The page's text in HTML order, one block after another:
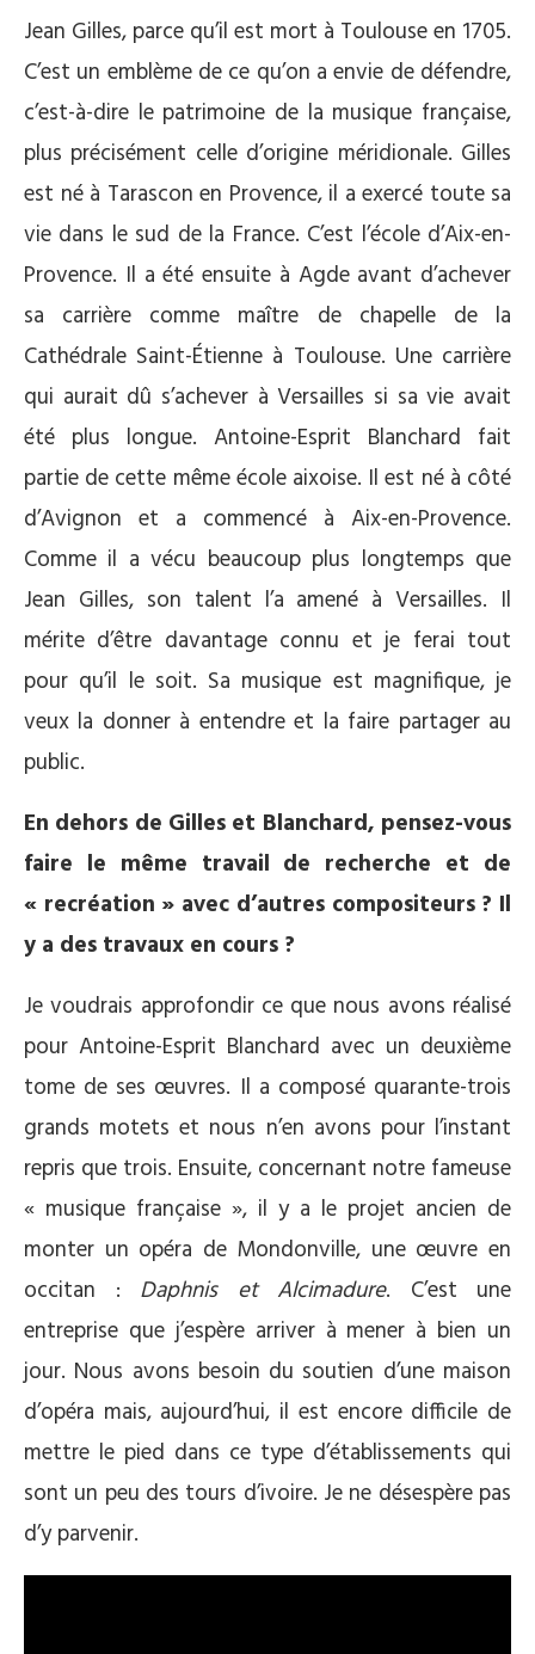
Jean Gilles, parce qu’il est mort à Toulouse en 1705.
C’est un emblème de ce qu’on a envie de défendre,
c’est-à-dire le patrimoine de la musique française,
plus précisément celle d’origine méridionale. Gilles
est né à Tarascon en Provence, il a exercé toute sa
vie dans le sud de la France. C’est l’école d’Aix-en-
Provence. Il a été ensuite à Agde avant d’achever
sa carrière comme maître de chapelle de la
Cathédrale Saint-Étienne à Toulouse. Une carrière
qui aurait dû s’achever à Versailles si sa vie avait
été plus longue. Antoine-Esprit Blanchard fait
partie de cette même école aixoise. Il est né à côté
d’Avignon et a commencé à Aix-en-Provence.
Comme il a vécu beaucoup plus longtemps que
Jean Gilles, son talent l’a amené à Versailles. Il
mérite d’être davantage connu et je ferai tout
pour qu’il le soit. Sa musique est magnifique, je
veux la donner à entendre et la faire partager au
public.
En dehors de Gilles et Blanchard, pensez-vous
faire le même travail de recherche et de
« recréation » avec d’autres compositeurs ? Il
y a des travaux en cours ?
Je voudrais approfondir ce que nous avons réalisé
pour Antoine-Esprit Blanchard avec un deuxième
tome de ses œuvres. Il a composé quarante-trois
grands motets et nous n’en avons pour l’instant
repris que trois. Ensuite, concernant notre fameuse
« musique française », il y a le projet ancien de
monter un opéra de Mondonville, une œuvre en
occitan : Daphnis et Alcimadure. C’est une
entreprise que j’espère arriver à mener à bien un
jour. Nous avons besoin du soutien d’une maison
d’opéra mais, aujourd’hui, il est encore difficile de
mettre le pied dans ce type d’établissements qui
sont un peu des tours d’ivoire. Je ne désespère pas
d’y parvenir.